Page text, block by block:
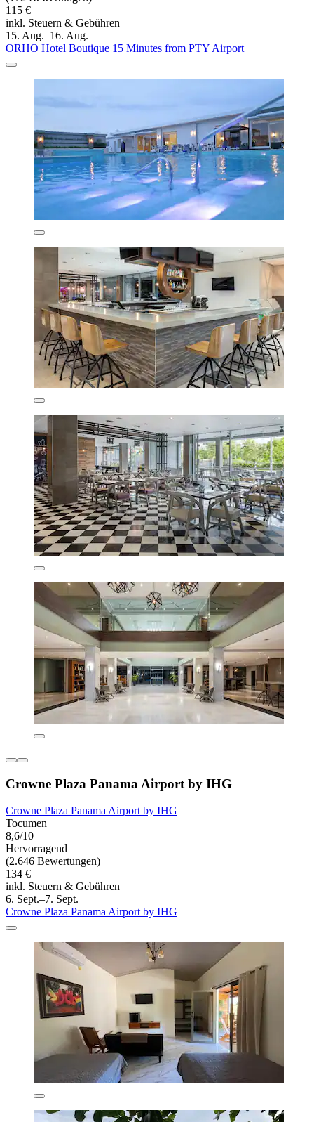
115 €
inkl. Steuern & Gebühren
15. Aug.–16. Aug.
ORHO Hotel Boutique 15 Minutes from PTY Airport
Crowne Plaza Panama Airport by IHG
Crowne Plaza Panama Airport by IHG
Tocumen
8,6/10
Hervorragend
(2.646 Bewertungen)
134 €
inkl. Steuern & Gebühren
6. Sept.–7. Sept.
Crowne Plaza Panama Airport by IHG